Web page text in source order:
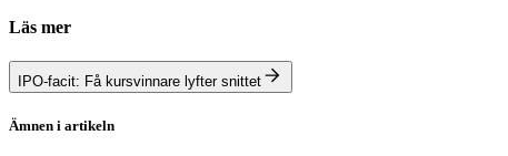
Läs mer
IPO-facit: Få kursvinnare lyfter snittet
Ämnen i artikeln